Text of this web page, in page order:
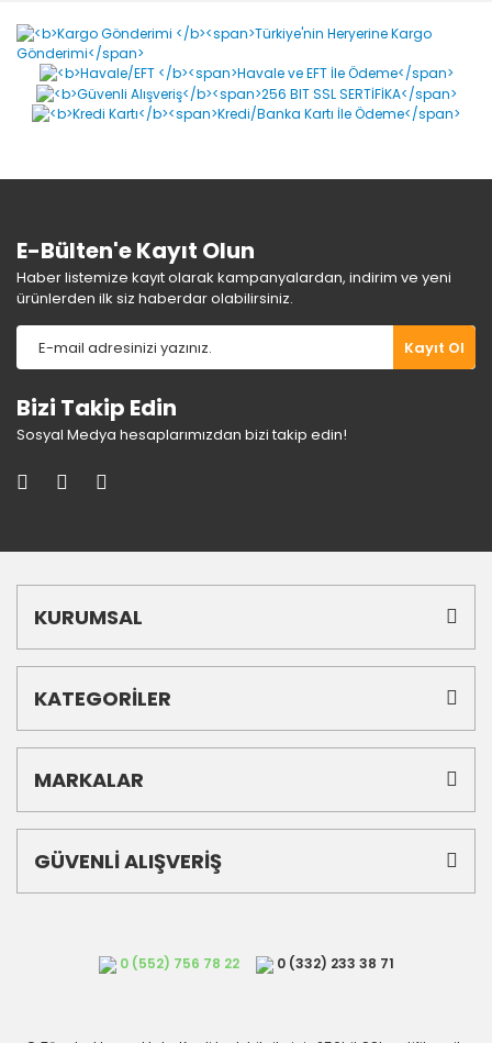
Yorum Yaz
Ürün resmi kalitesiz, bozuk veya görüntülenemiyor.
Ürün açıklamasında eksik bilgiler bulunuyor.
Ürün bilgilerinde hatalar bulunuyor.
E-Bülten'e Kayıt Olun
Haber listemize kayıt olarak kampanyalardan, indirim ve yeni
ürünlerden ilk siz haberdar olabilirsiniz.
Kayıt Ol
Bizi Takip Edin
Sosyal Medya hesaplarımızdan bizi takip edin!
KURUMSAL
KATEGORİLER
MARKALAR
GÜVENLİ ALIŞVERİŞ
0 (552) 756 78 22 0 (332) 233 38 71